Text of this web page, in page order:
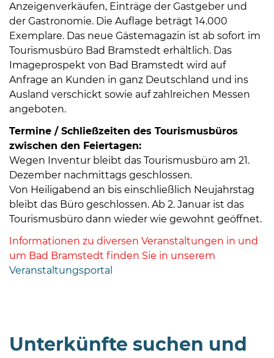
18
Uhr
sowie
außerhalb
der
Öffnungszeiten
nach
Anzeigenverkäufen, Einträge der Gastgeber und
der Gastronomie. Die Auflage beträgt 14.000
Exemplare. Das neue Gästemagazin ist ab sofort im
Tourismusbüro Bad Bramstedt erhältlich. Das
Imageprospekt von Bad Bramstedt wird auf
Anfrage an Kunden in ganz Deutschland und ins
Ausland verschickt sowie auf zahlreichen Messen
angeboten.
Termine / Schließzeiten des Tourismusbüros
zwischen den Feiertagen:
Wegen Inventur bleibt das Tourismusbüro am 21.
Dezember nachmittags geschlossen.
Von Heiligabend an bis einschließlich Neujahrstag
bleibt das Büro geschlossen. Ab 2. Januar ist das
Tourismusbüro dann wieder wie gewohnt geöffnet.
Informationen zu diversen Veranstaltungen in und
um Bad Bramstedt finden Sie in unserem
Veranstaltungsportal
Unterkünfte suchen und